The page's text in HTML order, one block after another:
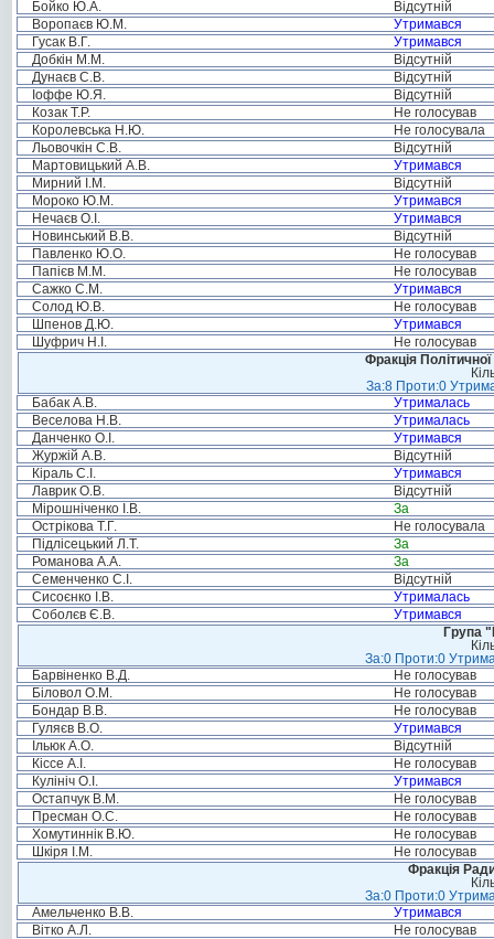
Бойко Ю.А.
Відсутній
Воропаєв Ю.М.
Утримався
Гусак В.Г.
Утримався
Добкін М.М.
Відсутній
Дунаєв С.В.
Відсутній
Іоффе Ю.Я.
Відсутній
Козак Т.Р.
Не голосував
Королевська Н.Ю.
Не голосувала
Льовочкін С.В.
Відсутній
Мартовицький А.В.
Утримався
Мирний І.М.
Відсутній
Мороко Ю.М.
Утримався
Нечаєв О.І.
Утримався
Новинський В.В.
Відсутній
Павленко Ю.О.
Не голосував
Папієв М.М.
Не голосував
Сажко С.М.
Утримався
Солод Ю.В.
Не голосував
Шпенов Д.Ю.
Утримався
Шуфрич Н.І.
Не голосував
Фракція
За:8 Проти:0
Бабак А.В.
Утрималась
Веселова Н.В.
Утрималась
Данченко О.І.
Утримався
Журжій А.В.
Відсутній
Кіраль С.І.
Утримався
Лаврик О.В.
Відсутній
Мірошніченко І.В.
За
Острікова Т.Г.
Не голосувала
Підлісецький Л.Т.
За
Романова А.А.
За
Семенченко С.І.
Відсутній
Сисоєнко І.В.
Утрималась
Соболєв Є.В.
Утримався
Група
За:0 Проти:0
Барвіненко В.Д.
Не голосував
Біловол О.М.
Не голосував
Бондар В.В.
Не голосував
Гуляєв В.О.
Утримався
Ільюк А.О.
Відсутній
Кіссе А.І.
Не голосував
Кулініч О.І.
Утримався
Остапчук В.М.
Не голосував
Пресман О.С.
Не голосував
Хомутиннік В.Ю.
Не голосував
Шкіря І.М.
Не голосував
Фракція
За:0 Проти:0
Амельченко В.В.
Утримався
Вітко А.Л.
Не голосував